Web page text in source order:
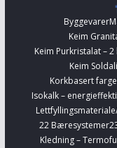
Byggevarer
Keim
Keim Purkristalat –
Keim
Korkbasert
Isokalk –
22 Bæresystemer
Kledning –